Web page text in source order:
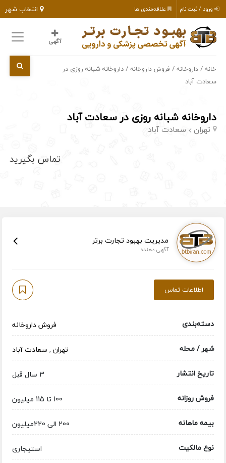
انتخاب شهر ورود / ثبت نام علاقه‌مندی ها
آگهی
خانه /داروخانه / فروش داروخانه / داروخانه شبانه روزی در
سعادت آباد
داروخانه شبانه روزی در سعادت آباد
تهران سعادت آباد
تماس بگیرید
مدیریت بهبود تجارت برتر
آگهی دهنده
اطلاعات تماس
دسته‌بندی
فروش داروخانه
شهر / محله
تهران, سعادت آباد
تاریخ انتشار
3 سال قبل
فروش روزانه
100 تا 115 میلیون
بیمه ماهانه
200 الی 220میلیون
نوع مالکیت
استیجاری